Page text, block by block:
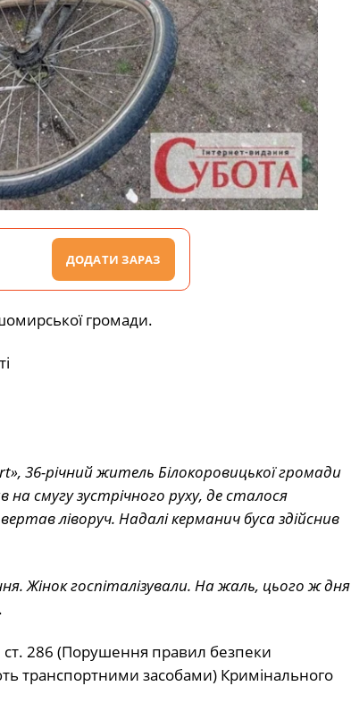
ДОДАТИ ЗАРАЗ
громади.
36-річний житель Білокоровицької громади
смугу зустрічного руху, де сталося
ліворуч. Надалі керманич буса здійснив
Жінок госпіталізували. На жаль, цього ж дня
ст. 286 (Порушення правил безпеки
транспортними засобами) Кримінального